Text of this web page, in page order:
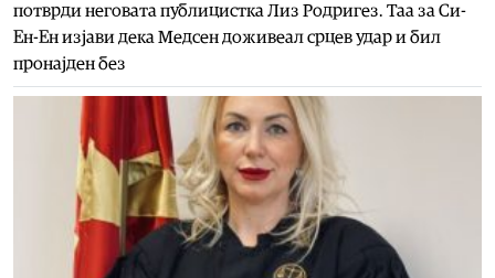
потврди неговата публицистка Лиз Родригез. Таа за Си-
Ен-Ен изјави дека Медсен доживеал срцев удар и бил
пронајден без